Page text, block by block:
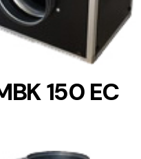
150 EC